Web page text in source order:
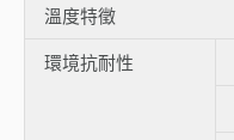
溫度特徵
環境抗耐性